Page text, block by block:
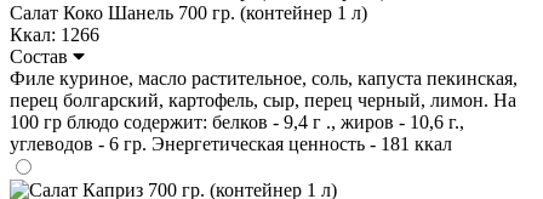
Салат Коко Шанель 700 гр. (контейнер 1 л)
Ккал: 1266
Состав
Филе куриное, масло растительное, соль, капуста пекинская,
перец болгарский, картофель, сыр, перец черный, лимон. На
100 гр блюдо содержит: белков - 9,4 г ., жиров - 10,6 г.,
углеводов - 6 гр. Энергетическая ценность - 181 ккал